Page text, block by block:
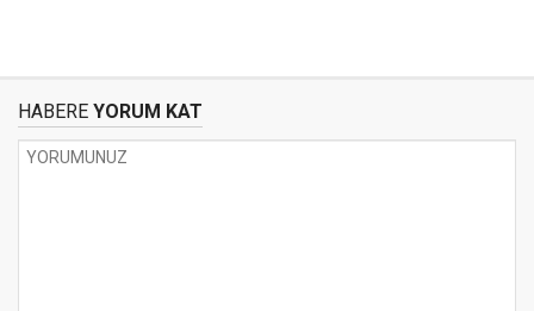
HABERE YORUM KAT